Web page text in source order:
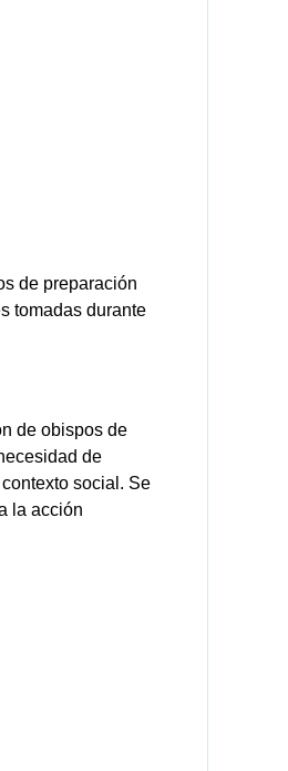
de preparación
tomadas durante
de obispos de
de
social. Se
la acción